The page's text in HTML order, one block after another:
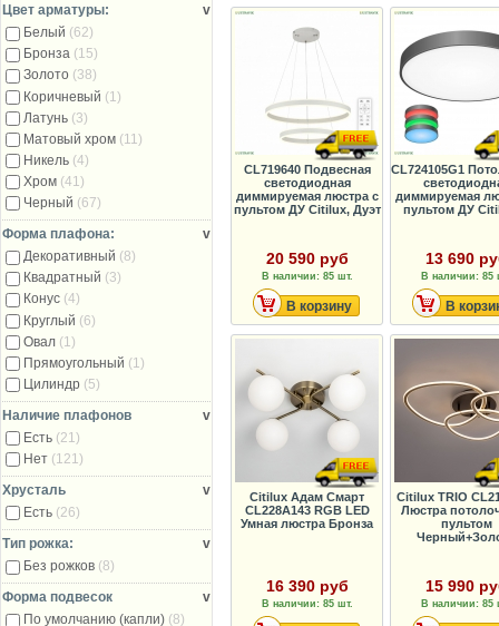
Цвет арматуры:
v
Белый (62)
Бронза (15)
Золото (38)
Коричневый (1)
Латунь (3)
Матовый хром (11)
Никель (4)
Хром (41)
Черный (67)
Форма плафона:
v
Декоративный (8)
Квадратный (3)
Конус (4)
Круглый (6)
Овал (1)
Прямоугольный (1)
Цилиндр (5)
Наличие плафонов
v
Есть (21)
Нет (121)
Хрусталь
v
Есть (26)
Тип рожка:
v
Без рожков (8)
Форма подвесок
v
По умолчанию (капли) (8)
CL719640 Подвесная
светодиодная
диммируемая люстра с
пультом ДУ Citilux, Дуэт
20 590 руб
В наличии: 85 шт.
В корзину
CL724105G1
диммируемая
пультом ДУ
13 690
В наличии: 85
В
Citilux Адам Смарт
CL228A143 RGB LED
Умная люстра Бронза
16 390 руб
В наличии: 85 шт.
Citilux TRIO
Люстра
пультом
15 990
В наличии: 85